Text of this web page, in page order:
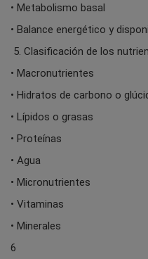
• Metabolismo basal
• Balance energético y
5. Clasificación de los
• Macronutrientes
• Hidratos de carbono o
• Lípidos o grasas
• Proteínas
• Agua
• Micronutrientes
• Vitaminas
• Minerales
6